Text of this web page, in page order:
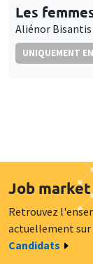
Les
Aliénor Bisantis
UNIQUEMENT
Job market
Retrouvez
actuellement
Candidats